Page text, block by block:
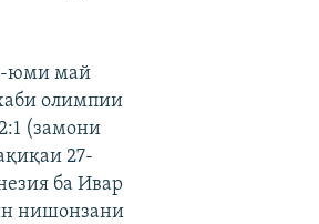
юми май
олимпии
(замони
27-
ба Ивар
нишонзани